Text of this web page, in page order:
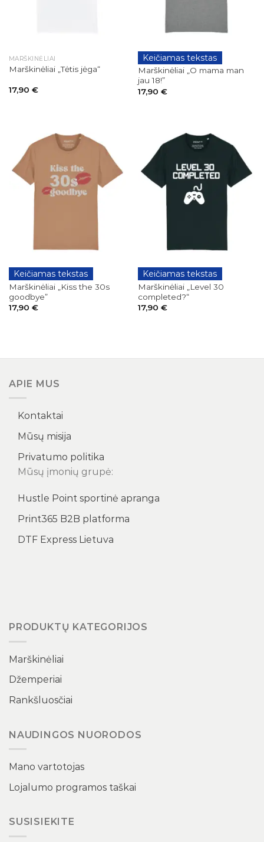
MARŠKINĖLIAI
Marškinėliai „Tėtis jėga“
17,90 €
GIMTADIENIAI
Keičiamas tekstas
Marškinėliai „O mama man
jau 18!”
17,90 €
GIMTADIENIAI
Keičiamas tekstas
Marškinėliai „Kiss the 30s
goodbye”
17,90 €
GIMTADIENIAI
Keičiamas tekstas
Marškinėliai „Level 30
completed?“
17,90 €
APIE MUS
Kontaktai
Mūsų misija
Privatumo politika
Mūsų įmonių grupė:
Hustle Point sportinė apranga
Print365 B2B platforma
DTF Express Lietuva
PRODUKTŲ KATEGORIJOS
Marškinėliai
Džemperiai
Rankšluosčiai
NAUDINGOS NUORODOS
Mano vartotojas
Lojalumo programos taškai
SUSISIEKITE